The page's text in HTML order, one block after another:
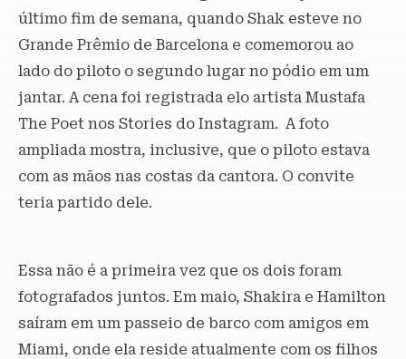
último fim de semana, quando Shak esteve no
Grande Prêmio de Barcelona e comemorou ao
lado do piloto o segundo lugar no pódio em um
jantar. A cena foi registrada elo artista Mustafa
The Poet nos Stories do Instagram. A foto
ampliada mostra, inclusive, que o piloto estava
com as mãos nas costas da cantora. O convite
teria partido dele.
Essa não é a primeira vez que os dois foram
fotografados juntos. Em maio, Shakira e Hamilton
saíram em um passeio de barco com amigos em
Miami, onde ela reside atualmente com os filhos